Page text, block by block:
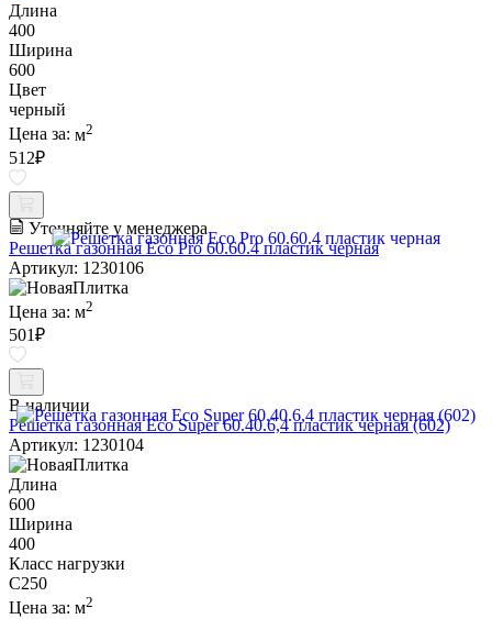
Длина
400
Ширина
600
Цвет
черный
Цена за: м2
512₽
Уточняйте у менеджера
Решетка газонная Eco Pro 60.60.4 пластик черная
Артикул: 1230106
Цена за: м2
501₽
В наличии
Решетка газонная Eco Super 60.40.6,4 пластик черная (602)
Артикул: 1230104
Длина
600
Ширина
400
Класс нагрузки
C250
Цена за: м2